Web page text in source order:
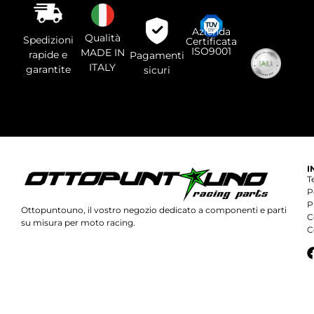
vuoto
questo
campo.
Spedizioni
rapide e
garantite
Qualità
MADE IN
ITALY
Pagamenti
sicuri
Azienda
Certificata
ISO9001
Ottopuntouno, il vostro negozio dedicato a componenti e parti
su misura per moto racing.